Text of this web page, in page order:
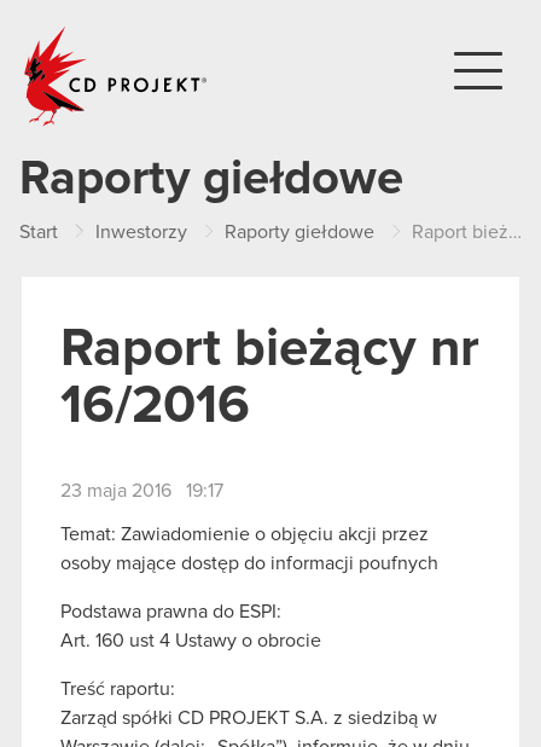
Raporty giełdowe
Start Inwestorzy Raporty giełdowe Raport bieżący nr 16/2016
Raport bieżący nr
16/2016
23 maja 2016 19:17
Temat: Zawiadomienie o objęciu akcji przez
osoby mające dostęp do informacji poufnych
Podstawa prawna do ESPI:
Art. 160 ust 4 Ustawy o obrocie
Treść raportu:
Zarząd spółki CD PROJEKT S.A. z siedzibą w